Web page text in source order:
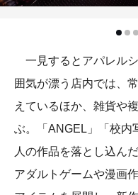
一見するとアパレル
囲気が漂う店内では、
えているほか、雑貨や
ぶ。「ANGEL」「校内
人の作品を落とし込ん
アダルトゲームや漫画